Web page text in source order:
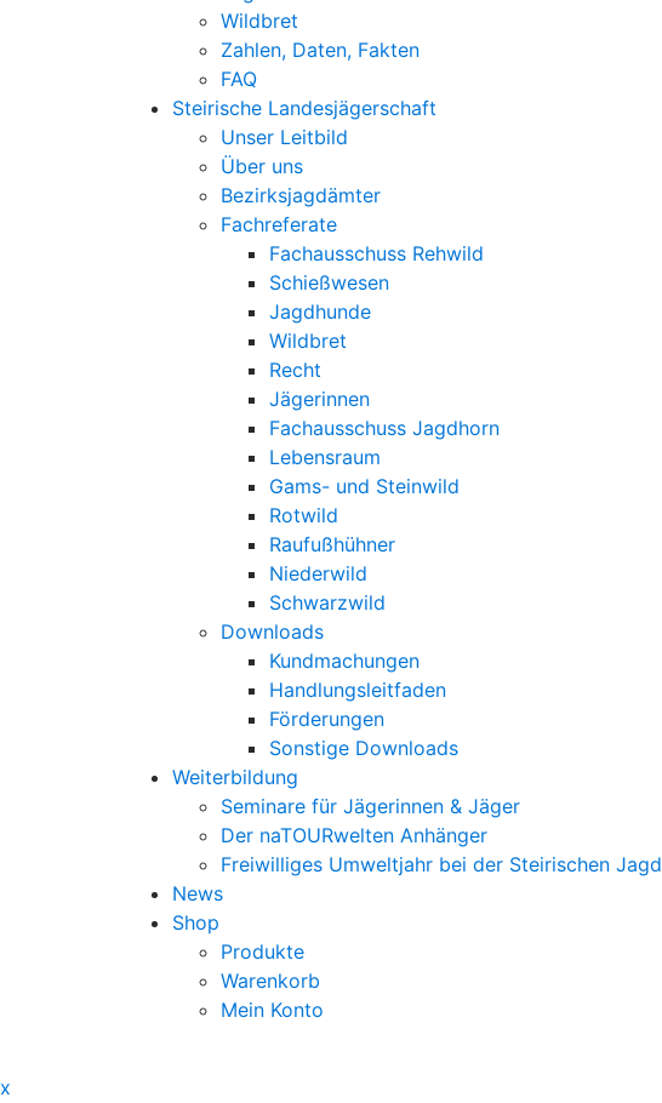
Wildbret
Zahlen, Daten, Fakten
FAQ
Steirische Landesjägerschaft
Unser Leitbild
Über uns
Bezirksjagdämter
Fachreferate
Fachausschuss Rehwild
Schießwesen
Jagdhunde
Wildbret
Recht
Jägerinnen
Fachausschuss Jagdhorn
Lebensraum
Gams- und Steinwild
Rotwild
Raufußhühner
Niederwild
Schwarzwild
Downloads
Kundmachungen
Handlungsleitfaden
Förderungen
Sonstige Downloads
Weiterbildung
Seminare für Jägerinnen & Jäger
Der naTOURwelten Anhänger
Freiwilliges Umweltjahr bei der Steirischen Jagd
News
Shop
Produkte
Warenkorb
Mein Konto
x